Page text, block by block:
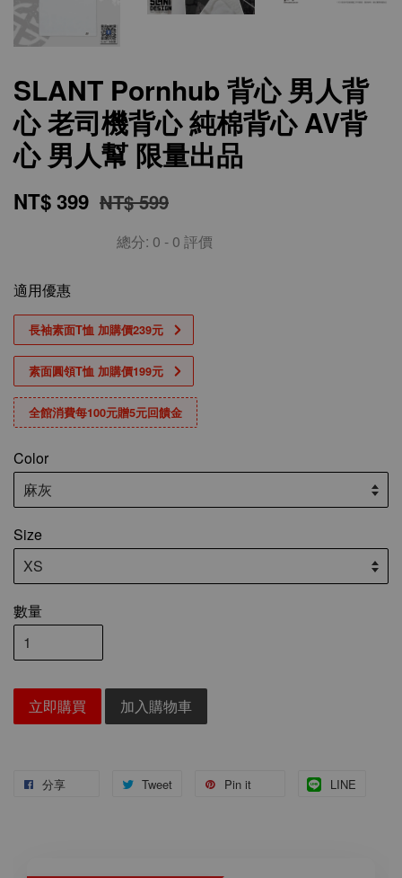
SLANT Pornhub 背心 男人背
心 老司機背心 純棉背心 AV背
心 男人幫 限量出品
NT$ 399 NT$ 599
總分: 0 - 0 評價
適用優惠
長袖素面T恤 加購價239元
素面圓領T恤 加購價199元
全館消費每100元贈5元回饋金
Color
Size
數量
立即購買 加入購物車
分享 Tweet Pin it LINE